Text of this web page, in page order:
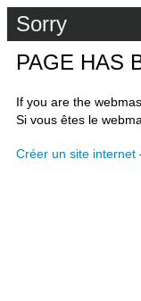
Sorry
PAGE HAS
If you are the
Si vous êtes le
Créer un site internet